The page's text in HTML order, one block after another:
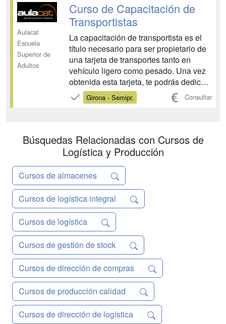
Aulacat
Escuela
Superior de
Adultos
Curso de Capacitación de
Transportistas
La capacitación de transportista es el
título necesario para ser propietario de
una tarjeta de transportes tanto en
vehículo ligero como pesado. Una vez
obtenida esta tarjeta, te podrás dedicar
a la actividad del transporte público de
mercancías interior e internacional por
Girona - Semipr. Consultar
Búsquedas Relacionadas con Cursos de
Logística y Producción
Cursos de almacenes
Cursos de logística integral
Cursos de logística
Cursos de gestión de stock
Cursos de dirección de compras
Cursos de producción calidad
Cursos de dirección de logística